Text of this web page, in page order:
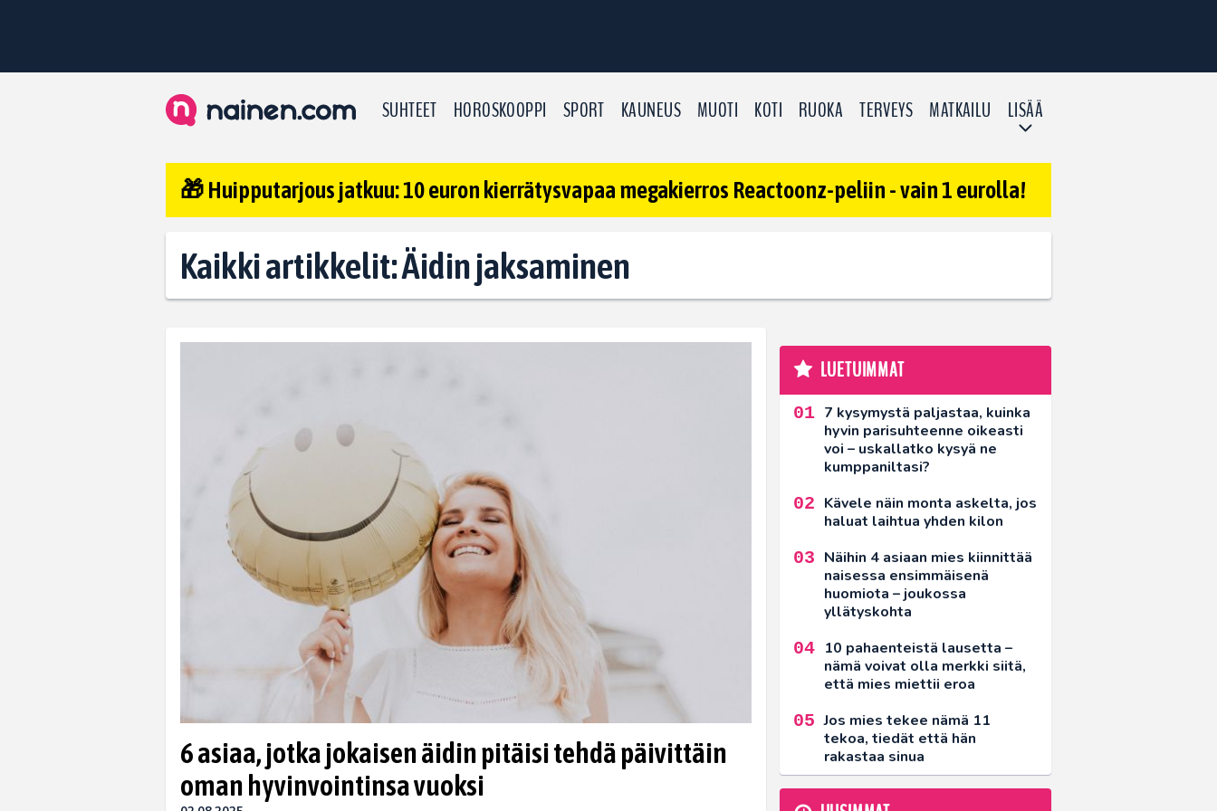
SUHTEET HOROSKOOPPI SPORT KAUNEUS MUOTI KOTI RUOKA TERVEYS MATKAILU LISÄÄ
🎁 Huipputarjous jatkuu: 10 euron kierrätysvapaa megakierros Reactoonz-peliin - vain 1 eurolla!
Kaikki artikkelit: Äidin jaksaminen
6 asiaa, jotka jokaisen äidin pitäisi tehdä päivittäin
oman hyvinvointinsa vuoksi
LUETUIMMAT
7 kysymystä paljastaa, kuinka
hyvin parisuhteenne oikeasti
voi – uskallatko kysyä ne
kumppaniltasi?
Kävele näin monta askelta, jos
haluat laihtua yhden kilon
Näihin 4 asiaan mies kiinnittää
naisessa ensimmäisenä
huomiota – joukossa
yllätyskohta
10 pahaenteistä lausetta –
nämä voivat olla merkki siitä,
että mies miettii eroa
Jos mies tekee nämä 11
tekoa, tiedät että hän
rakastaa sinua